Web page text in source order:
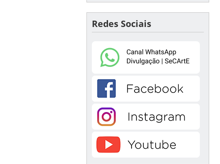
Redes Sociais